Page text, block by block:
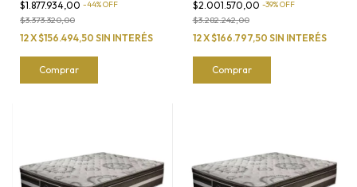
$1.877.934,00 -44%OFF
$3.373.320,00
12X$156.494,50 SIN INTERÉS
Comprar
$2.001.570,00 -39%OFF
$3.282.242,00
12X$166.797,50 SIN INTERÉS
Comprar